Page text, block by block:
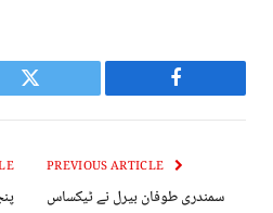
Facebook
سمندری طوفان بیرل نے ٹیکساس